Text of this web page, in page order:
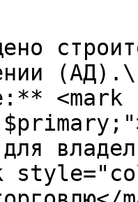
(АД).\
<mark